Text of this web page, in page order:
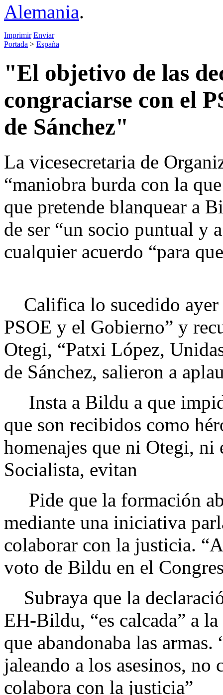
Alemania.
Imprimir Enviar
Portada > España
"El objetivo de las
congraciarse con el
de Sánchez"
La vicesecretaria de
“maniobra burda con la
que pretende blanquear a
de ser “un socio puntual y
cualquier acuerdo “para
Califica lo sucedido ayer
PSOE y el Gobierno” y
Otegi, “Patxi López,
de Sánchez, salieron a
Insta a Bildu a que
que son recibidos como
homenajes que ni Otegi,
Socialista, evitan
Pide que la formación
mediante una iniciativa
colaborar con la justicia.
voto de Bildu en el
Subraya que la
EH-Bildu, “es calcada” a
que abandonaba las
jaleando a los asesinos, no
colabora con la justicia”